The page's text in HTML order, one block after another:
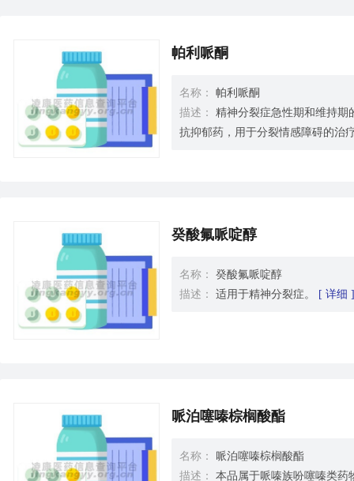
帕利哌酮
名称：
帕利哌酮
描述：
精神分裂症急性期和维持期
抗抑郁药，用于分裂情感障碍的治
癸酸氟哌啶醇
名称：
癸酸氟哌啶醇
描述：
适用于精神分裂症。 [ 详细
哌泊噻嗪棕榈酸酯
名称：
哌泊噻嗪棕榈酸酯
描述：
本品属于哌嗪族吩噻嗪类